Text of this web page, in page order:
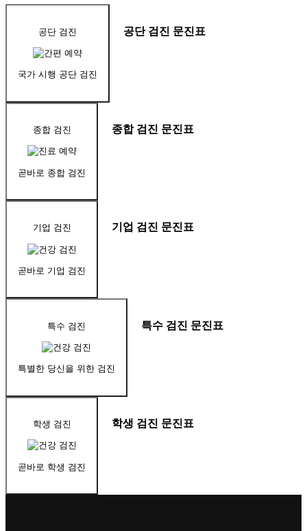
공단 검진
국가 시행 공단 검진
공단 검진 문진표
종합 검진
곧바로 종합 검진
종합 검진 문진표
기업 검진
곧바로 기업 검진
기업 검진 문진표
특수 검진
특별한 당신을 위한 검진
특수 검진 문진표
학생 검진
곧바로 학생 검진
학생 검진 문진표